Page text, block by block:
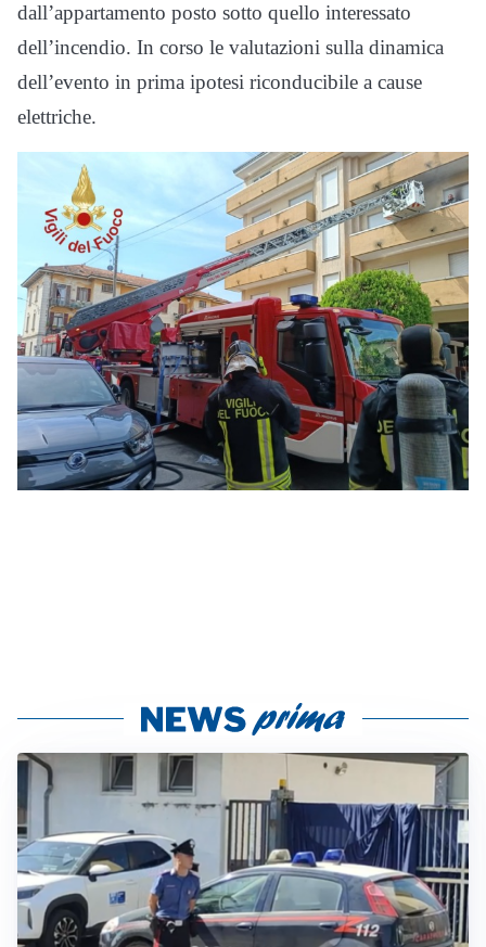
dall’appartamento posto sotto quello interessato
dell’incendio. In corso le valutazioni sulla dinamica
dell’evento in prima ipotesi riconducibile a cause
elettriche.